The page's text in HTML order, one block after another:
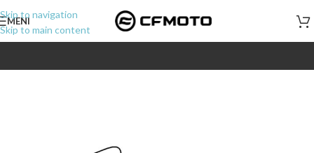
Skip to navigation
Skip to main content
MENI